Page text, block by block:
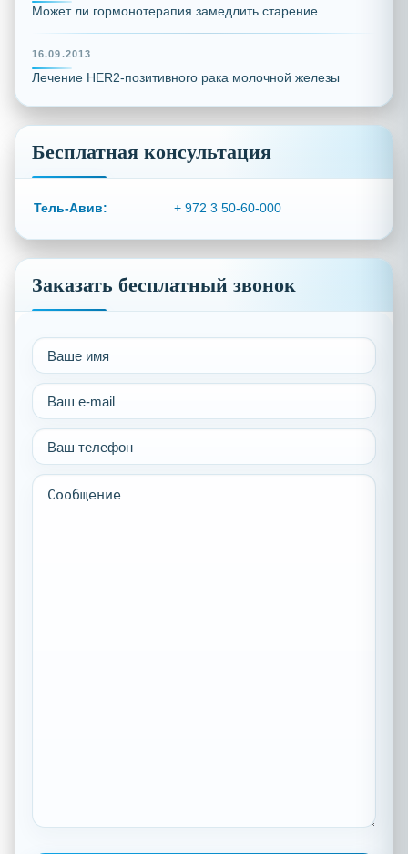
Может ли гормонотерапия замедлить старение
16.09.2013
Лечение HER2-позитивного рака молочной железы
Бесплатная консультация
Тель-Авив: + 972 3 50-60-000
Заказать бесплатный звонок